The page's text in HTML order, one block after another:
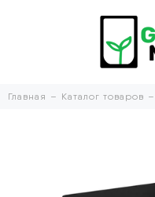
Главная Каталог товаров